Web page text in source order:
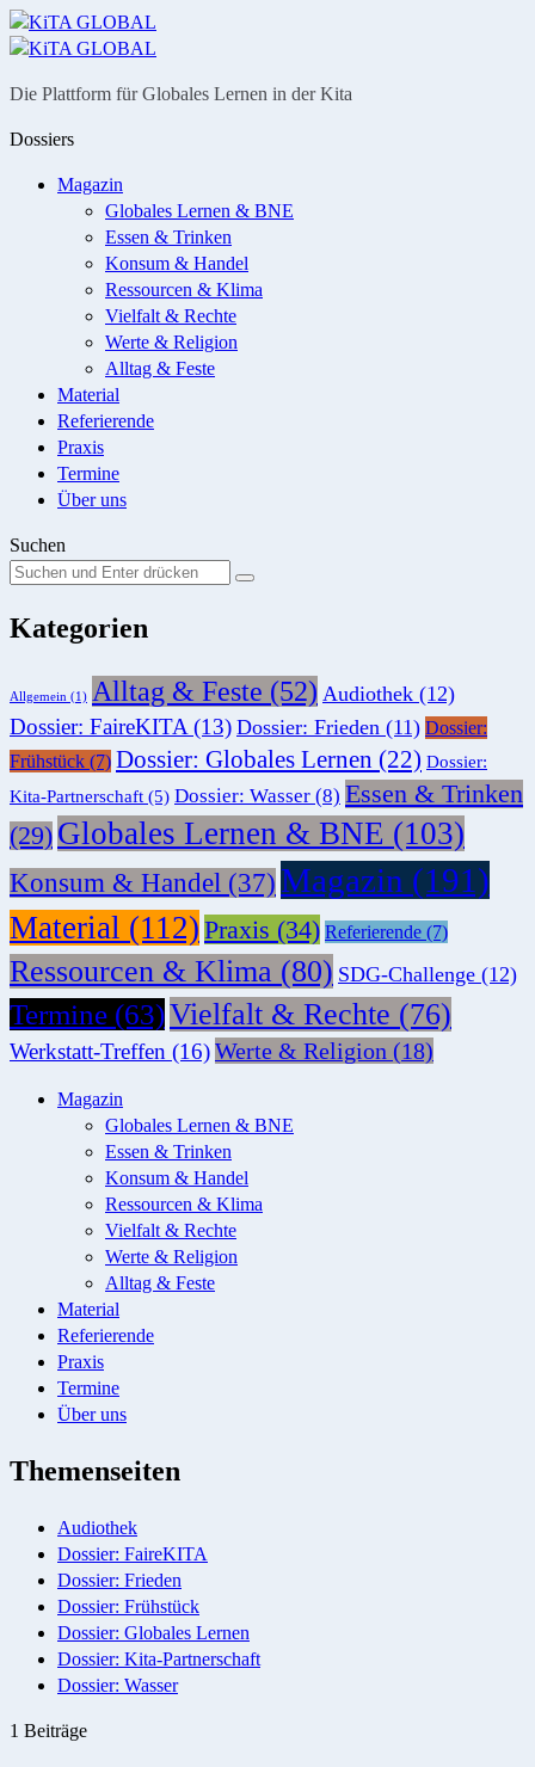
Menü
Suche
Die Plattform für Globales Lernen in der Kita
Dossiers
Magazin
Globales Lernen & BNE
Essen & Trinken
Konsum & Handel
Ressourcen & Klima
Vielfalt & Rechte
Werte & Religion
Alltag & Feste
Material
Referierende
Praxis
Termine
Über uns
Suchen
Suchen
nach:
Suche
Kategorien
Allgemein (1) Alltag & Feste (52) Audiothek (12)
Dossier: FaireKITA (13) Dossier: Frieden (11) Dossier:
Frühstück (7) Dossier: Globales Lernen (22) Dossier:
Kita-Partnerschaft (5) Dossier: Wasser (8) Essen & Trinken
(29) Globales Lernen & BNE (103)
Konsum & Handel (37) Magazin (191)
Material (112) Praxis (34) Referierende (7)
Ressourcen & Klima (80) SDG-Challenge (12)
Termine (63)Vielfalt & Rechte (76)
Werkstatt-Treffen (16)Werte & Religion (18)
Magazin
Globales Lernen & BNE
Essen & Trinken
Konsum & Handel
Ressourcen & Klima
Vielfalt & Rechte
Werte & Religion
Alltag & Feste
Material
Referierende
Praxis
Termine
Über uns
Themenseiten
Audiothek
Dossier: FaireKITA
Dossier: Frieden
Dossier: Frühstück
Dossier: Globales Lernen
Dossier: Kita-Partnerschaft
Dossier: Wasser
1 Beiträge